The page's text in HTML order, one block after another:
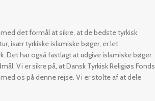
det formål at sikre, at de bedste tyrkisk
især tyrkiske islamiske bøger, er let
Det har også fastlagt at udgive islamiske bøger
Vi er sikre på, at Dansk Tyrkisk Religiøs Fonds
os på denne rejse. Vi er stolte af at dele